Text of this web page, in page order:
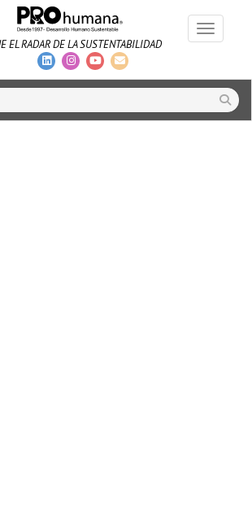
EL RADAR DE LA SUSTENTABILIDAD
Toggle